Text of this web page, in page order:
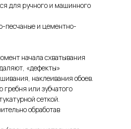
для ручного и машинного
песчаные и цементно-
начала схватывания
«дефекты»
наклеивания обоев.
или зубчатого
сеткой.
обработав